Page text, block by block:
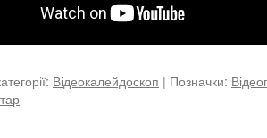
Відеокалейдоскоп | Позначки: